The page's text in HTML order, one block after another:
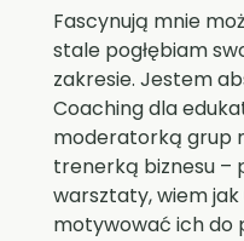
Fascynują mnie
stale pogłębiam
zakresie. Jestem
Coaching dla
moderatorką grup
trenerką biznesu –
warsztaty, wiem jak
motywować ich do